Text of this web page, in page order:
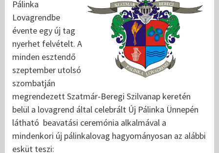
Pálinka
Lovagrendbe
évente egy új tag
nyerhet felvételt. A
minden esztendő
szeptember utolsó
szombatján
megrendezett Szatmár-Beregi Szilvanap keretén
belül a lovagrend által celebrált Új Pálinka Ünnepén
látható beavatási ceremónia alkalmával a
mindenkori új pálinkalovag hagyományosan az alábbi
esküt teszi: